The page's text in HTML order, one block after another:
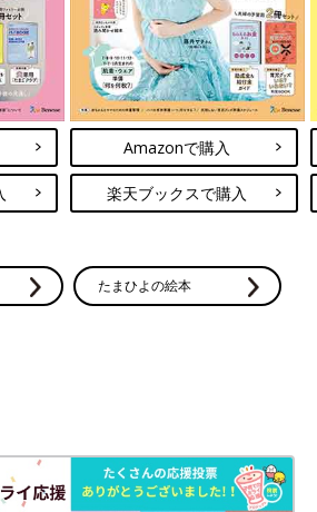
Amazonで購入
楽天ブックスで購入
たまひよの絵本